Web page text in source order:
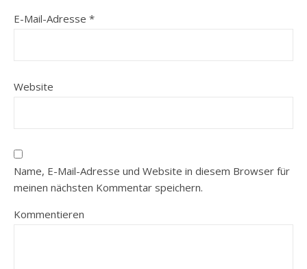
E-Mail-Adresse *
Website
Name, E-Mail-Adresse und Website in diesem Browser für
meinen nächsten Kommentar speichern.
Kommentieren